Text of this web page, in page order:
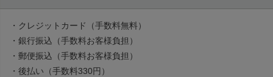
・クレジットカード（手数料無料）
・銀行振込（手数料お客様負担）
・郵便振込（手数料お客様負担）
・後払い（手数料330円）